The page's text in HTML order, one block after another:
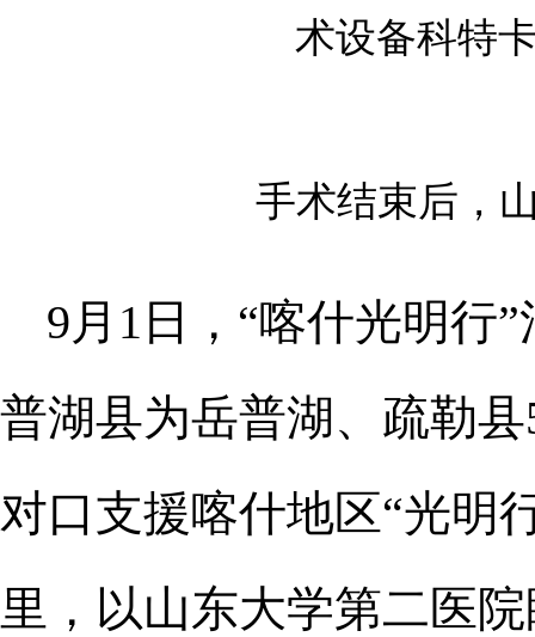
术设备科特
手术结束后，
9月1日，“喀什光明行
普湖县为岳普湖、疏勒
对口支援喀什地区“光明
里，以山东大学第二医